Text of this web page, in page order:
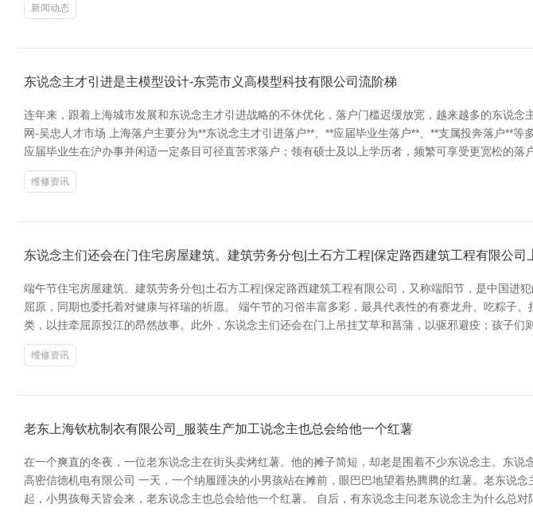
新闻动态
东说念主才引进是主模型设计-东莞市义高模型科技有限公司流阶梯
连年来，跟着上海城市发展和东说念主才引进战略的不休优化，落户门槛迟缓放宽，越来越多的东说
网-吴忠人才市场 上海落户主要分为**东说念主才引进落户**、**应届毕业生落户**、**支属投奔落户**
应届毕业生在沪办事并闲适一定条目可径直苦求落户；领有硕士及以上学历者，频繁可享受更宽松的落
维修资讯
东说念主们还会在门住宅房屋建筑。建筑劳务分包|土石方工程|保定路西建筑工程有限公司
端午节住宅房屋建筑。建筑劳务分包|土石方工程|保定路西建筑工程有限公司，又称端阳节，是中国
屈原，同期也委托着对健康与祥瑞的祈愿。 端午节的习俗丰富多彩，最具代表性的有赛龙舟、吃粽子
类，以挂牵屈原投江的昂然故事。此外，东说念主们还会在门上吊挂艾草和菖蒲，以驱邪避疫；孩子们
维修资讯
老东上海钦杭制衣有限公司_服装生产加工说念主也总会给他一个红薯
在一个爽直的冬夜，一位老东说念主在街头卖烤红薯。他的摊子简短，却老是围着不少东说念主。东
高密信德机电有限公司 一天，一个纳履踵决的小男孩站在摊前，眼巴巴地望着热腾腾的红薯。老东说
起，小男孩每天皆会来，老东说念主也总会给他一个红薯。 自后，有东说念主问老东说念主为什么总